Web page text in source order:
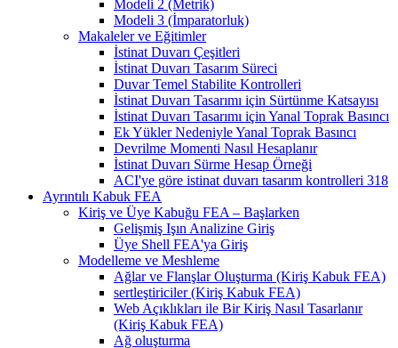
Modeli 2 (Metrik)
Modeli 3 (İmparatorluk)
Makaleler ve Eğitimler
İstinat Duvarı Çeşitleri
İstinat Duvarı Tasarım Süreci
Duvar Temel Stabilite Kontrolleri
İstinat Duvarı Tasarımı için Sürtünme Katsayısı
İstinat Duvarı Tasarımı için Yanal Toprak Basıncı
Ek Yükler Nedeniyle Yanal Toprak Basıncı
Devrilme Momenti Nasıl Hesaplanır
İstinat Duvarı Sürme Hesap Örneği
ACI'ye göre istinat duvarı tasarım kontrolleri 318
Ayrıntılı Kabuk FEA
Kiriş ve Üye Kabuğu FEA – Başlarken
Gelişmiş Işın Analizine Giriş
Üye Shell FEA'ya Giriş
Modelleme ve Meshleme
Ağlar ve Flanşlar Oluşturma (Kiriş Kabuk FEA)
sertleştiriciler (Kiriş Kabuk FEA)
Web Açıklıkları ile Bir Kiriş Nasıl Tasarlanır
(Kiriş Kabuk FEA)
Ağ oluşturma